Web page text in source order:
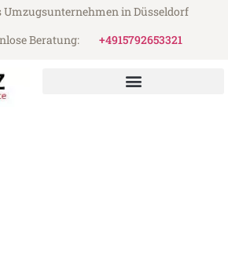
Umzugsunternehmen in Düsseldorf
Beratung:
+4915792653321